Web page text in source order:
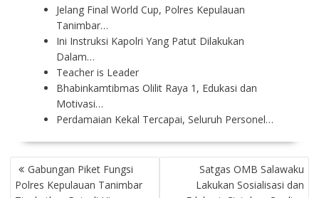
Jelang Final World Cup, Polres Kepulauan
Tanimbar…
Ini Instruksi Kapolri Yang Patut Dilakukan
Dalam…
Teacher is Leader
Bhabinkamtibmas Olilit Raya 1, Edukasi dan
Motivasi…
Perdamaian Kekal Tercapai, Seluruh Personel…
P
O
Gabungan Piket Fungsi
Polres Kepulauan Tanimbar
Satgas OMB Salawaku
Lakukan Sosialisasi dan